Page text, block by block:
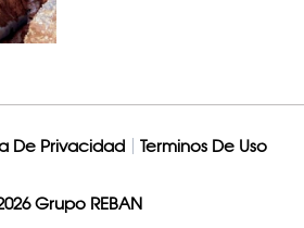
De Privacidad Terminos De Uso
Grupo REBAN